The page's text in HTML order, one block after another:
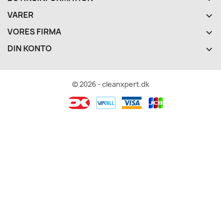
VARER 
VORES FIRMA 
DIN KONTO 
© 2026 - cleanxpert.dk